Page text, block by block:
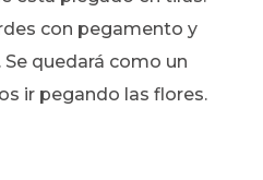
con pegamento y
quedará como un
ir pegando las flores.